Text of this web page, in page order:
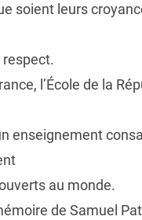
soient leurs
l’École de la
enseignement
au monde.
de Samuel